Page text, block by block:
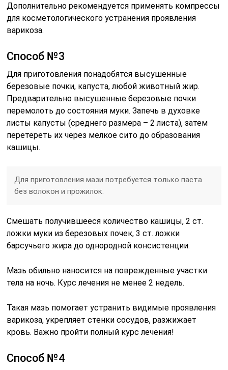
Дополнительно рекомендуется применять компрессы
для косметологического устранения проявления
варикоза.
Способ №3
Для приготовления понадобятся высушенные
березовые почки, капуста, любой животный жир.
Предварительно высушенные березовые почки
перемолоть до состояния муки. Запечь в духовке
листы капусты (среднего размера – 2 листа), затем
перетереть их через мелкое сито до образования
кашицы.
Для приготовления мази потребуется только паста
без волокон и прожилок.
Смешать получившееся количество кашицы, 2 ст.
ложки муки из березовых почек, 3 ст. ложки
барсучьего жира до однородной консистенции.
Мазь обильно наносится на поврежденные участки
тела на ночь. Курс лечения не менее 2 недель.
Такая мазь помогает устранить видимые проявления
варикоза, укрепляет стенки сосудов, разжижает
кровь. Важно пройти полный курс лечения!
Способ №4